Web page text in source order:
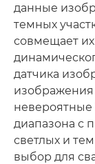
данные
темных
совмещает
датчика
изображения
невероятные
диапазона с
светлых и
выбор для